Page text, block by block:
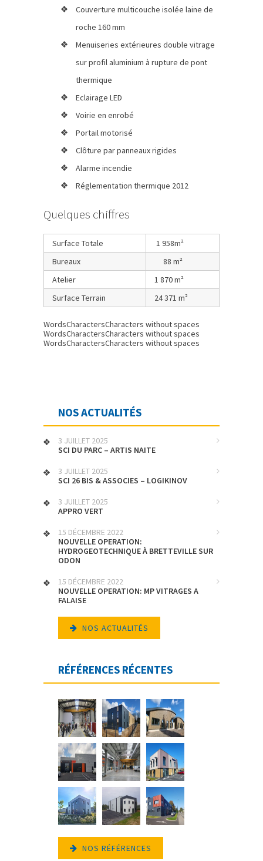
Couverture multicouche isolée laine de
roche 160 mm
Menuiseries extérieures double vitrage
sur profil aluminium à rupture de pont
thermique
Eclairage LED
Voirie en enrobé
Portail motorisé
Clôture par panneaux rigides
Alarme incendie
Réglementation thermique 2012
Quelques chiffres
Surface Totale
1 958m²
Bureaux
88 m²
Atelier
1 870 m²
Surface Terrain
24 371 m²
WordsCharactersCharacters without spaces
WordsCharactersCharacters without spaces
WordsCharactersCharacters without spaces
NOS ACTUALITÉS
3 JUILLET 2025
SCI DU PARC – ARTIS NAITE
3 JUILLET 2025
SCI 26 BIS & ASSOCIES – LOGIKINOV
3 JUILLET 2025
APPRO VERT
15 DÉCEMBRE 2022
NOUVELLE OPERATION:
HYDROGEOTECHNIQUE À BRETTEVILLE SUR
ODON
15 DÉCEMBRE 2022
NOUVELLE OPERATION: MP VITRAGES A
FALAISE
NOS ACTUALITÉS
RÉFÉRENCES RÉCENTES
NOS RÉFÉRENCES